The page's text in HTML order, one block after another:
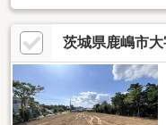
建築条件なし！お好きな
ビニ、スーパー、薬局な
圏内に小学校、中学校があ
茨城県鹿嶋市